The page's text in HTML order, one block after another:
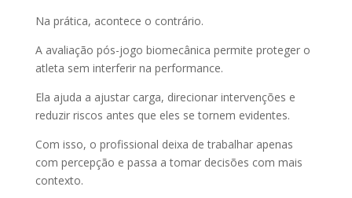
Na prática, acontece o contrário.
A avaliação pós-jogo biomecânica permite proteger o
atleta sem interferir na performance.
Ela ajuda a ajustar carga, direcionar intervenções e
reduzir riscos antes que eles se tornem evidentes.
Com isso, o profissional deixa de trabalhar apenas
com percepção e passa a tomar decisões com mais
contexto.